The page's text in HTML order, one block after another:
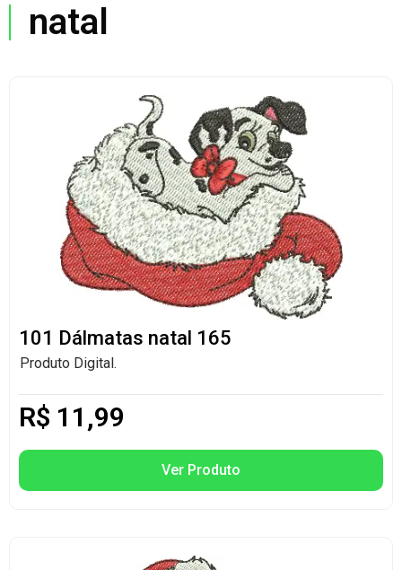
natal
101 Dálmatas natal 165
Produto Digital.
R$ 11,99
Ver Produto